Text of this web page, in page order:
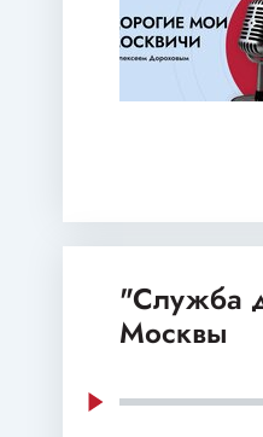
"Служба
Москвы